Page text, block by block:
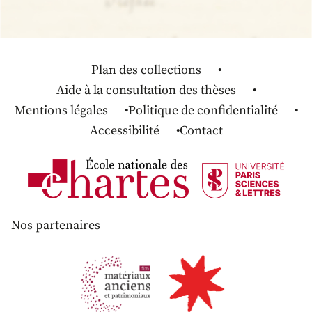
Plan des collections
Aide à la consultation des thèses
Mentions légales
Politique de confidentialité
Accessibilité
Contact
Nos partenaires